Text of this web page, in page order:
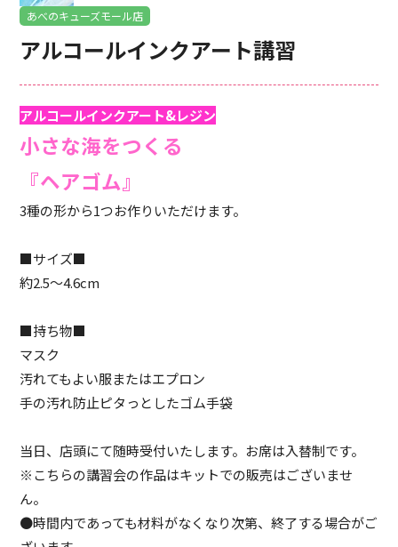
あべのキューズモール店
アルコールインクアート講習
アルコールインクアート&レジン
小さな海をつくる
『ヘアゴム』
3種の形から1つお作りいただけます。
■サイズ■
約2.5～4.6cm
■持ち物■
マスク
汚れてもよい服またはエプロン
手の汚れ防止ピタっとしたゴム手袋
当日、店頭にて随時受付いたします。お席は入替制です。
※こちらの講習会の作品はキットでの販売はございませ
ん。
●時間内であっても材料がなくなり次第、終了する場合がご